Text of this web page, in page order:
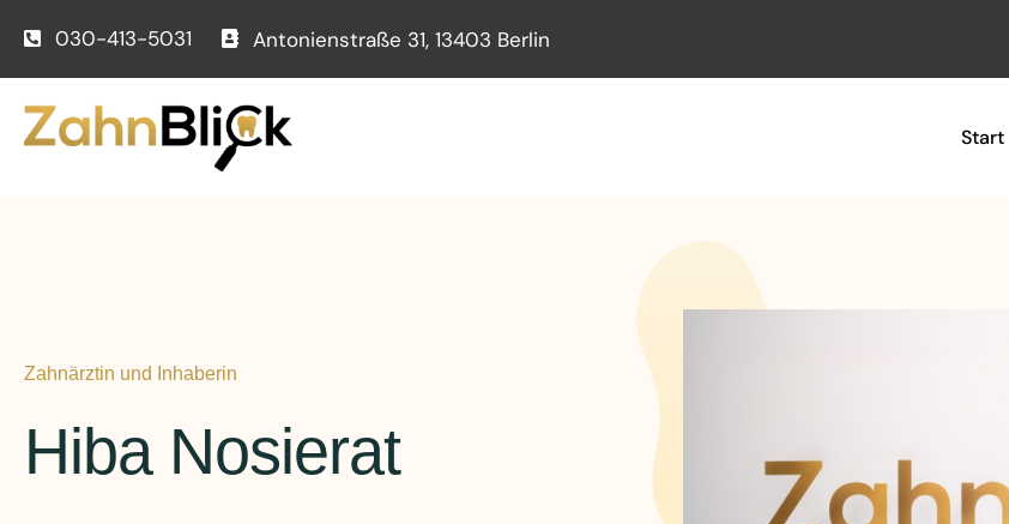
030-413-5031 Antonienstraße 31, 13403 Berlin
Start
Zahnärztin und Inhaberin
Hiba Nosierat